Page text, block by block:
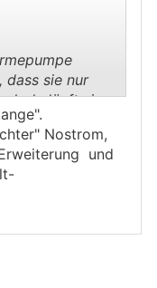
dass sie nur
da läuft sie
noch ein
es eher
gibt,
man hier eine
3
Nostrom,
und